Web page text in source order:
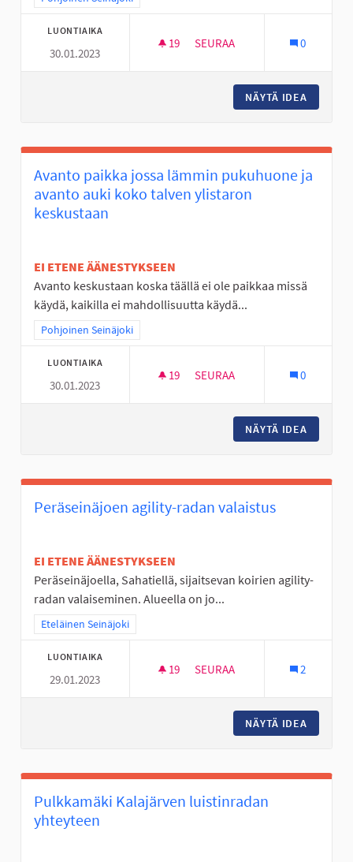
LUONTIAIKA
30.01.2023
19 19 SEURAAJAA
SEURAA 0
NÄYTÄ IDEA
Avanto paikka jossa lämmin pukuhuone ja
avanto auki koko talven ylistaron
keskustaan
EI ETENE ÄÄNESTYKSEEN
Avanto keskustaan koska täällä ei ole paikkaa missä
käydä, kaikilla ei mahdollisuutta käydä...
Rajaa tulokset teeman mukaan: Pohjoinen Seinäjoki
Pohjoinen Seinäjoki
LUONTIAIKA
30.01.2023
19 19 SEURAAJAA
SEURAA 0
NÄYTÄ IDEA
Peräseinäjoen agility-radan valaistus
EI ETENE ÄÄNESTYKSEEN
Peräseinäjoella, Sahatiellä, sijaitsevan koirien agility-
radan valaiseminen. Alueella on jo...
Rajaa tulokset teeman mukaan: Eteläinen Seinäjoki
Eteläinen Seinäjoki
LUONTIAIKA
29.01.2023
19 19 SEURAAJAA
SEURAA 2
NÄYTÄ IDEA
Pulkkamäki Kalajärven luistinradan
yhteyteen